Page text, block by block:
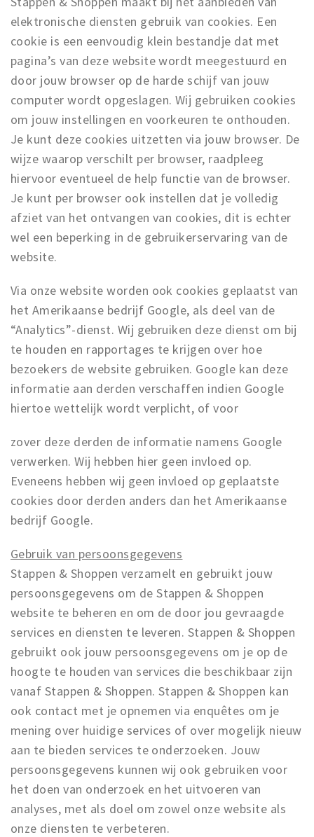
elektronische diensten gebruik van cookies. Een
cookie is een eenvoudig klein bestandje dat met
pagina’s van deze website wordt meegestuurd en
door jouw browser op de harde schijf van jouw
computer wordt opgeslagen. Wij gebruiken cookies
om jouw instellingen en voorkeuren te onthouden.
Je kunt deze cookies uitzetten via jouw browser. De
wijze waarop verschilt per browser, raadpleeg
hiervoor eventueel de help functie van de browser.
Je kunt per browser ook instellen dat je volledig
afziet van het ontvangen van cookies, dit is echter
wel een beperking in de gebruikerservaring van de
website.
Via onze website worden ook cookies geplaatst van
het Amerikaanse bedrijf Google, als deel van de
“Analytics”-dienst. Wij gebruiken deze dienst om bij
te houden en rapportages te krijgen over hoe
bezoekers de website gebruiken. Google kan deze
informatie aan derden verschaffen indien Google
hiertoe wettelijk wordt verplicht, of voor
zover deze derden de informatie namens Google
verwerken. Wij hebben hier geen invloed op.
Eveneens hebben wij geen invloed op geplaatste
cookies door derden anders dan het Amerikaanse
bedrijf Google.
Gebruik van persoonsgegevens
Stappen & Shoppen verzamelt en gebruikt jouw
persoonsgegevens om de Stappen & Shoppen
website te beheren en om de door jou gevraagde
services en diensten te leveren. Stappen & Shoppen
gebruikt ook jouw persoonsgegevens om je op de
hoogte te houden van services die beschikbaar zijn
vanaf Stappen & Shoppen. Stappen & Shoppen kan
ook contact met je opnemen via enquêtes om je
mening over huidige services of over mogelijk nieuw
aan te bieden services te onderzoeken. Jouw
persoonsgegevens kunnen wij ook gebruiken voor
het doen van onderzoek en het uitvoeren van
analyses, met als doel om zowel onze website als
onze diensten te verbeteren.